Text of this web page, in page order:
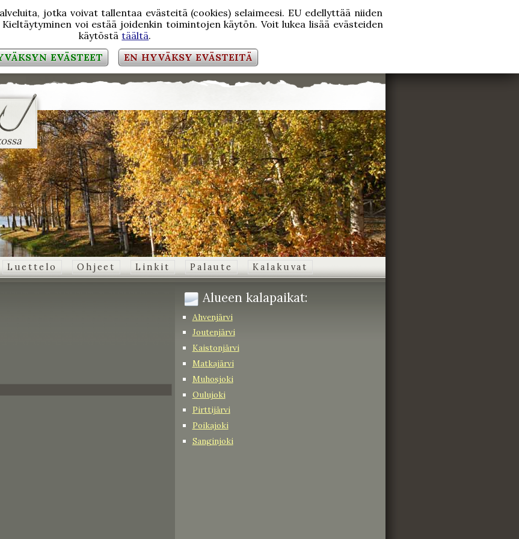
jotka voivat tallentaa evästeitä (cookies) selaimeesi. EU edellyttää niiden
voi estää joidenkin toimintojen käytön. Voit lukea lisää evästeiden
käytöstätäältä.
EVÄSTEET
EN HYVÄKSY EVÄSTEITÄ
Luettelo Ohjeet Linkit Palaute Kalakuvat
Alueen kalapaikat:
Ahvenjärvi
Joutenjärvi
Kaistonjärvi
Matkajärvi
Muhosjoki
Oulujoki
Pirttijärvi
Poikajoki
Sanginjoki